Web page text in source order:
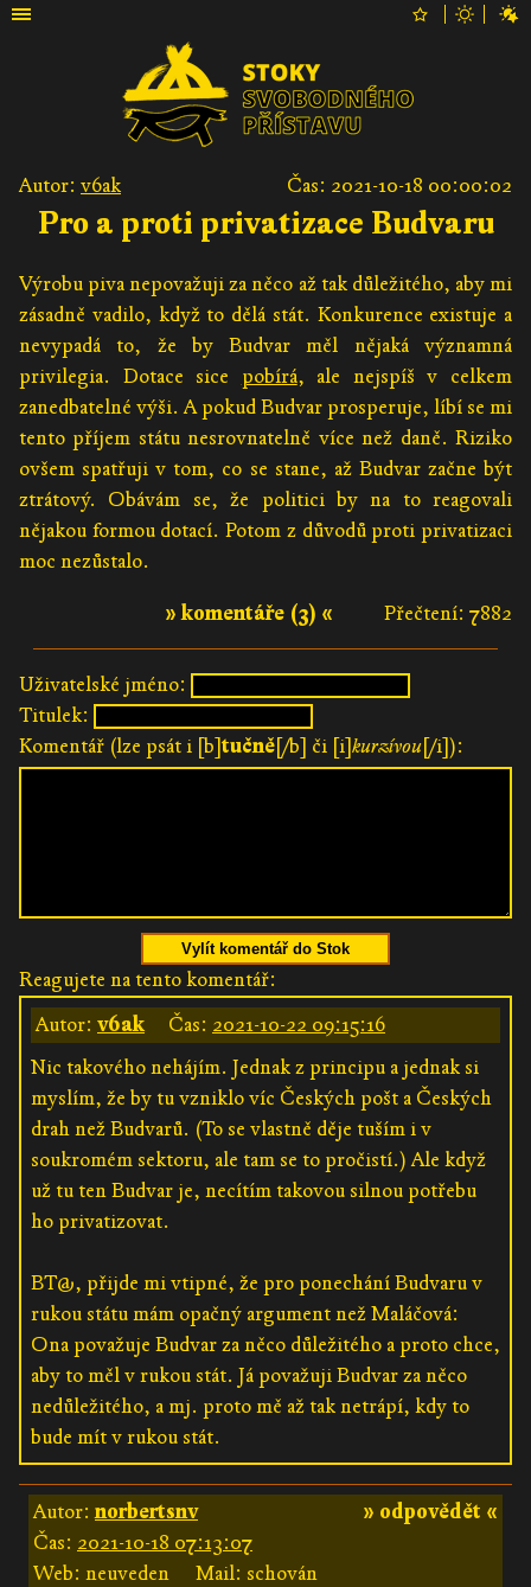
Autor: v6ak Čas: 2021-10-18 00:00:02
Pro a proti privatizace Budvaru
Výrobu piva nepovažuji za něco až tak důležitého, aby mi
zásadně vadilo, když to dělá stát. Konkurence existuje a
nevypadá to, že by Budvar měl nějaká významná
privilegia. Dotace sice pobírá, ale nejspíš v celkem
zanedbatelné výši. A pokud Budvar prosperuje, líbí se mi
tento příjem státu nesrovnatelně více než daně. Riziko
ovšem spatřuji v tom, co se stane, až Budvar začne být
ztrátový. Obávám se, že politici by na to reagovali
nějakou formou dotací. Potom z důvodů proti privatizaci
moc nezůstalo.
Přečtení: 7882
» komentáře (3) «
Uživatelské jméno:
Titulek:
Komentář (lze psát i [b]tučně[/b] či [i]kurzívou[/i]):
Vylít komentář do Stok
Reagujete na tento komentář:
Autor: v6ak Čas: 2021-10-22 09:15:16
Nic takového nehájím. Jednak z principu a jednak si
myslím, že by tu vzniklo víc Českých pošt a Českých
drah než Budvarů. (To se vlastně děje tuším i v
soukromém sektoru, ale tam se to pročistí.) Ale když
už tu ten Budvar je, necítím takovou silnou potřebu
ho privatizovat.
BT@, přijde mi vtipné, že pro ponechání Budvaru v
rukou státu mám opačný argument než Maláčová:
Ona považuje Budvar za něco důležitého a proto chce,
aby to měl v rukou stát. Já považuji Budvar za něco
nedůležitého, a mj. proto mě až tak netrápí, kdy to
bude mít v rukou stát.
» odpovědět «
Autor:norbertsnv
Čas: 2021-10-18 07:13:07
Web: neuveden
Mail: schován